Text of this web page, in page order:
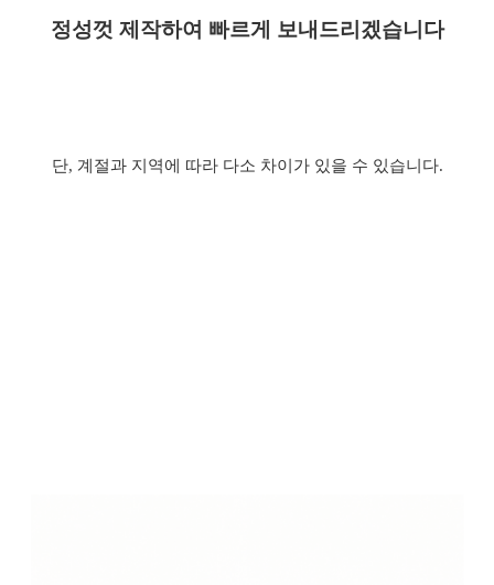
정성껏 제작하여 빠르게 보내드리겠습니다
단, 계절과 지역에 따라 다소 차이가 있을 수 있습니다.